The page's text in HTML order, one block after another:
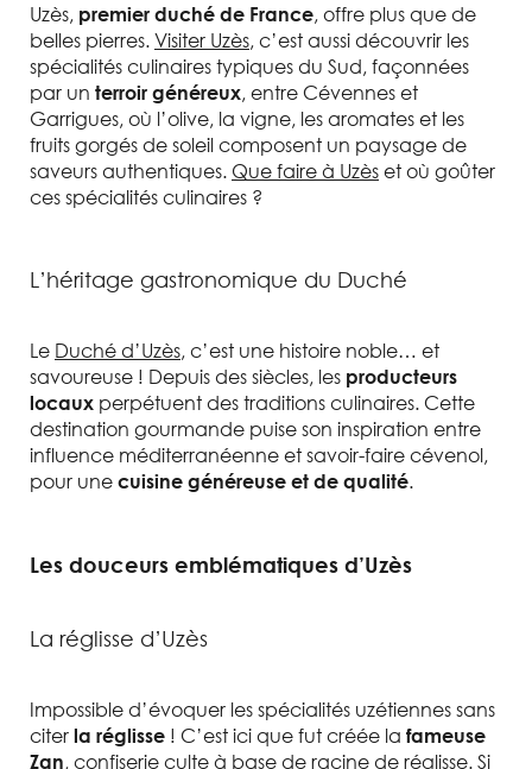
Uzès, premier duché de France, offre plus que de
belles pierres.Visiter Uzès, c’est aussi découvrir les
spécialités culinaires typiques du Sud, façonnées
par un terroir généreux, entre Cévennes et
Garrigues, où l’olive, la vigne, les aromates et les
fruits gorgés de soleil composent un paysage de
saveurs authentiques. Que faire à Uzèset où goûter
ces spécialités culinaires ?
L’héritage gastronomique du Duché
Le Duché d’Uzès, c’est une histoire noble… et
savoureuse ! Depuis des siècles, les producteurs
locaux perpétuent des traditions culinaires. Cette
destination gourmande puise son inspiration entre
influence méditerranéenne et savoir-faire cévenol,
pour une cuisine généreuse et de qualité.
Les douceurs emblématiques d’Uzès
La réglisse d’Uzès
Impossible d’évoquer les spécialités uzétiennes sans
citer la réglisse ! C’est ici que fut créée la fameuse
Zan, confiserie culte à base de racine de réglisse. Si